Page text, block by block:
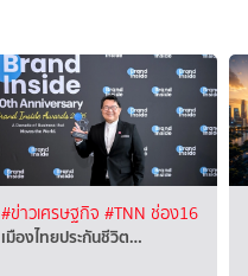
#ข่าวเศรษฐกิจ #TNN ช่อง16
เมืองไทยประกันชีวิต…